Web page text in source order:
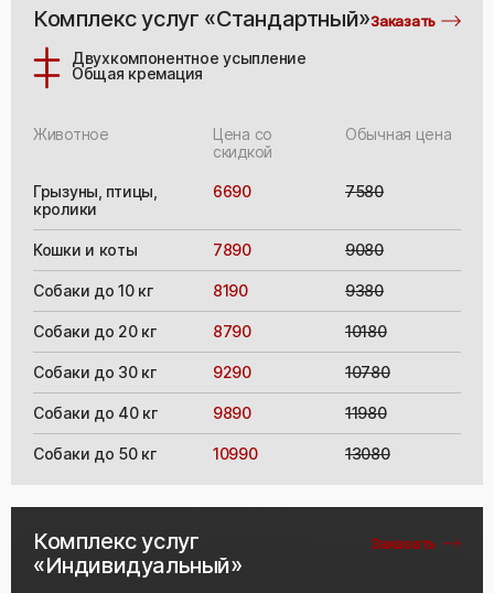
Комплекс услуг «Стандартный»Заказать
Двухкомпонентное усыпление
Общая кремация
Животное
Цена со
скидкой
Обычная цена
Грызуны, птицы,
кролики
6690 7580
Кошки и коты 7890 9080
Собаки до 10 кг 8190 9380
Собаки до 20 кг 8790 10180
Собаки до 30 кг 9290 10780
Собаки до 40 кг 9890 11980
Собаки до 50 кг 10990 13080
Комплекс услуг
«Индивидуальный»
Заказать